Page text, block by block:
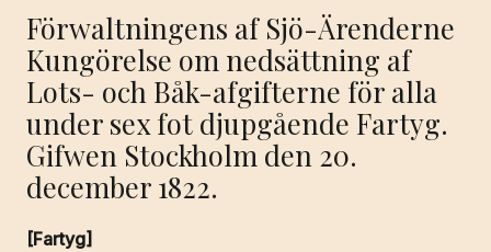
Förwaltningens af Sjö-Ärenderne
Kungörelse om nedsättning af
Lots- och Båk-afgifterne för alla
under sex fot djupgående Fartyg.
Gifwen Stockholm den 20.
december 1822.
[Fartyg]